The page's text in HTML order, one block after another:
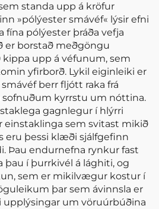
standa upp á kröfur
»pólýester smávéf« lýsir efni
fína pólýester þráða vefja
er borstað meðgöngu
upp á véfunum, sem
yfirborð. Lykil eiginleiki er
berr fljótt raka frá
kyrrstu um nóttina.
gagnlegur í hlýrri
einstaklinga sem svitast mikið
eru þessi klæði sjálfgefinn
Þau endurnefna rynkur fast
í þurrkivél á lághiti, og
sem er mikilvægur kostur í
þar sem ávinnsla er
upplýsingar um vöruúrbúðina